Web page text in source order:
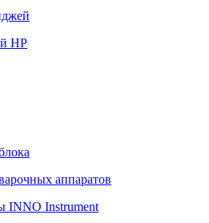
HP
аппаратов
INNO Instrument